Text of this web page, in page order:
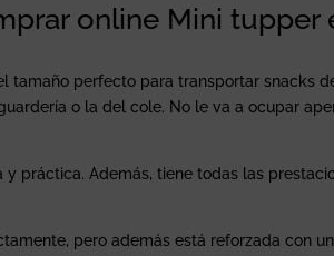
online Mini tupper
tamaño perfecto para transportar snacks
o la del cole. No le va a ocupar
y práctica. Además, tiene todas las
pero además está reforzada con